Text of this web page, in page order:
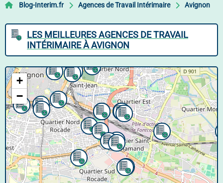
Blog-Interim.fr Agences de Travail Intérimaire Avignon
LES MEILLEURES AGENCES DE TRAVAIL
INTÉRIMAIRE À AVIGNON
+
−